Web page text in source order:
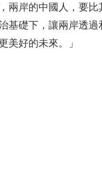
兩岸的中國人，要
基礎下，讓兩岸透
美好的未來。」